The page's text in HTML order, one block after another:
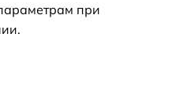
при